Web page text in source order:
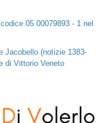
05 00079893 - 1 nel
Jacobello (notizie 1383-
di Vittorio Veneto